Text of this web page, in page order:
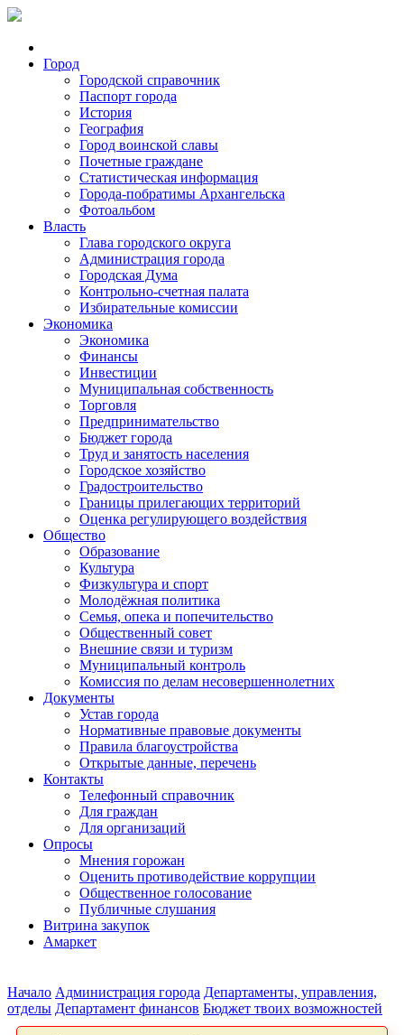
Город
Городской справочник
Паспорт города
История
География
Город воинской славы
Почетные граждане
Статистическая информация
Города-побратимы Архангельска
Фотоальбом
Власть
Глава городского округа
Администрация города
Городская Дума
Контрольно-счетная палата
Избирательные комиссии
Экономика
Экономика
Финансы
Инвестиции
Муниципальная собственность
Торговля
Предпринимательство
Бюджет города
Труд и занятость населения
Городское хозяйство
Градостроительство
Границы прилегающих территорий
Оценка регулирующего воздействия
Общество
Образование
Культура
Физкультура и спорт
Молодёжная политика
Семья, опека и попечительство
Общественный совет
Внешние связи и туризм
Муниципальный контроль
Комиссия по делам несовершеннолетних
Документы
Устав города
Нормативные правовые документы
Правила благоустройства
Открытые данные, перечень
Контакты
Телефонный справочник
Для граждан
Для организаций
Опросы
Мнения горожан
Оценить противодействие коррупции
Общественное голосование
Публичные слушания
Витрина закупок
Амаркет
Начало Администрация города Департаменты, управления,
отделы Департамент финансов Бюджет твоих возможностей